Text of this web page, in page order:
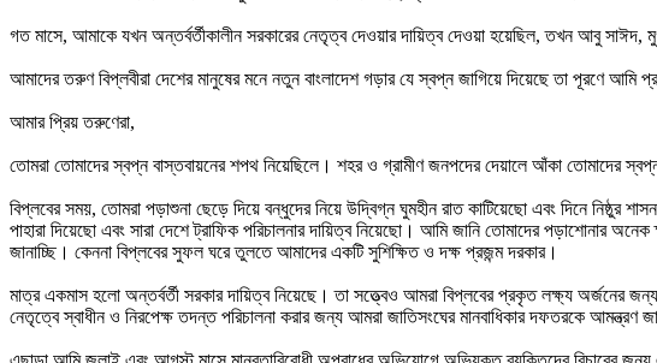
গত মাসে, আমাকে যখন অন্তর্বর্তীকালীন সরকারের নেতৃত্ব দেওয়ার দায়িত্ব দেওয়া হয়েছিল, তখন আবু
আমাদের তরুণ বিপ্লবীরা দেশের মানুষের মনে নতুন বাংলাদেশ গড়ার যে স্বপ্ন জাগিয়ে দিয়েছে তা পূরণে
আমার প্রিয় তরুণেরা,
তোমরা তোমাদের স্বপ্ন বাস্তবায়নের শপথ নিয়েছিলে। শহর ও গ্রামীণ জনপদের দেয়ালে আঁকা তোমাদের
বিপ্লবের সময়, তোমরা পড়াশুনা ছেড়ে দিয়ে বন্ধুদের নিয়ে উদ্বিগ্ন ঘুমহীন রাত কাটিয়েছো এবং দিনে নিষ্ঠুর
পাহারা দিয়েছো এবং সারা দেশে ট্রাফিক পরিচালনার দায়িত্ব নিয়েছো। আমি জানি তোমাদের
জানাচ্ছি। কেননা বিপ্লবের সুফল ঘরে তুলতে আমাদের একটি সুশিক্ষিত ও দক্ষ প্রজন্ম দরকার।
মাত্র একমাস হলো অন্তর্বর্তী সরকার দায়িত্ব নিয়েছে। তা সত্ত্বেও আমরা বিপ্লবের প্রকৃত লক্ষ্য অর্জনের
নেতৃত্বে স্বাধীন ও নিরপেক্ষ তদন্ত পরিচালনা করার জন্য আমরা জাতিসংঘের মানবাধিকার দফতরকে আমন্ত্রণ